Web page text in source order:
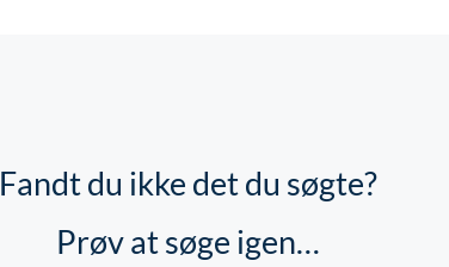
Fandt du ikke det du søgte?
Prøv at søge igen…